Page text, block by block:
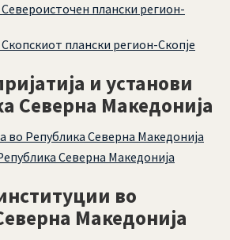
плански регион-
плански регион-Скопје
и установи
Северна Македонија
во Република Северна Македонија
Северна Македонија
во
Македонија